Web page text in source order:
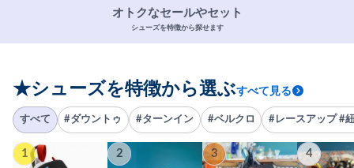
オトクなセールやセット
シューズを特徴から探せます
★シューズを特徴から選ぶすべて見る
すべて #ダウントゥ #ターンイン #ベルクロ #レースアップ #
1 2 3 4